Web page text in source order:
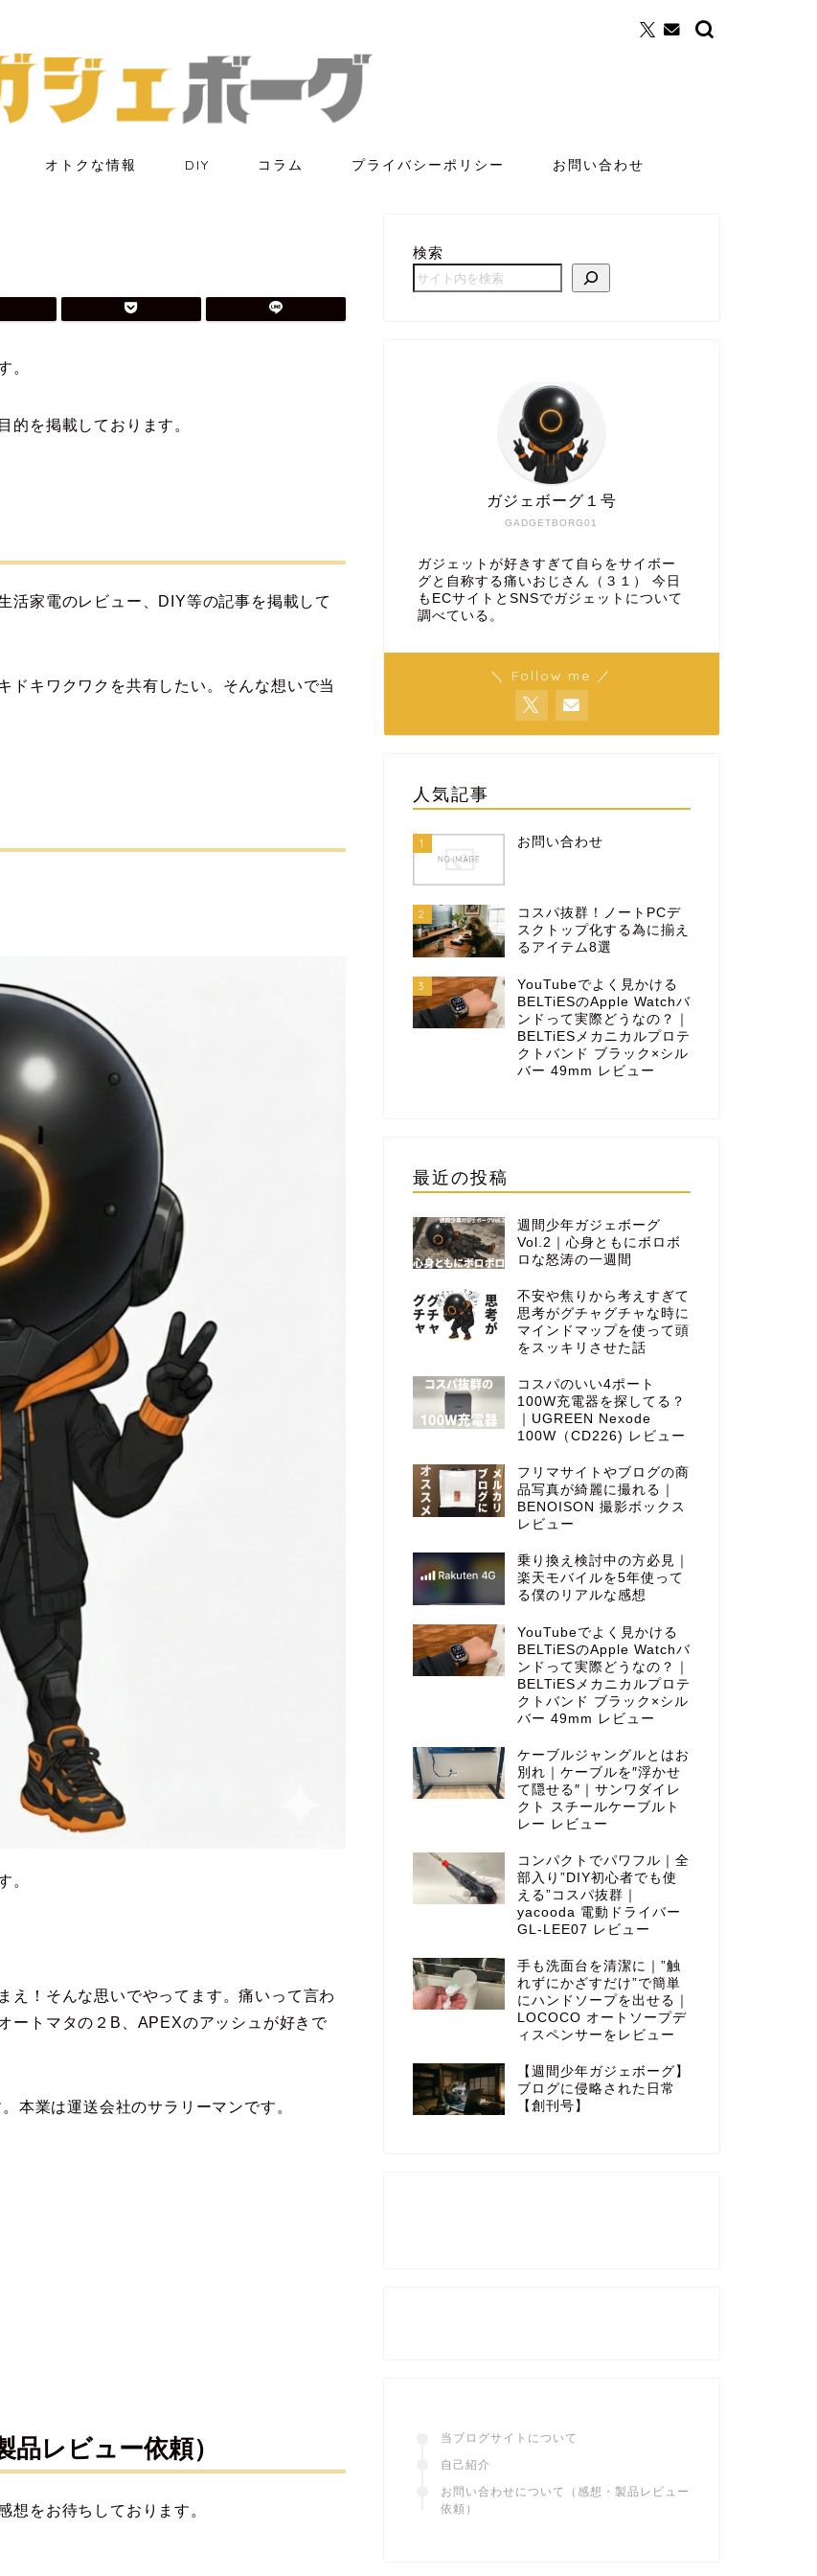
オトクな情報 DIY コラム プライバシーポリシー お問い合わせ
。
的を掲載しております。
活家電のレビュー、DIY等の記事を掲載して
ドキワクワクを共有したい。そんな想いで当
。
え！そんな思いでやってます。痛いって言わ
ートマタの２B、APEXのアッシュが好きで
本業は運送会社のサラリーマンです。
レビュー依頼）
想をお待ちしております。
検索
GADGETBORG01
ガジェボーグ１号
ガジェットが好きすぎて自らをサイボー
グと自称する痛いおじさん（３１） 今日
もECサイトとSNSでガジェットについて
調べている。
＼ Follow me ／
人気記事
1 お問い合わせ
2
コスパ抜群！ノートPCデ
スクトップ化する為に揃え
るアイテム8選
3
YouTubeでよく見かける
BELTiESのApple Watchバ
ンドって実際どうなの？｜
BELTiESメカニカルプロテ
クトバンド ブラック×シル
バー 49mm レビュー
最近の投稿
週間少年ガジェボーグ
Vol.2｜心身ともにボロボ
ロな怒涛の一週間
不安や焦りから考えすぎて
思考がグチャグチャな時に
マインドマップを使って頭
をスッキリさせた話
コスパのいい4ポート
100W充電器を探してる？
｜UGREEN Nexode
100W（CD226) レビュー
フリマサイトやブログの商
品写真が綺麗に撮れる｜
BENOISON 撮影ボックス
レビュー
乗り換え検討中の方必見｜
楽天モバイルを5年使って
る僕のリアルな感想
YouTubeでよく見かける
BELTiESのApple Watchバ
ンドって実際どうなの？｜
BELTiESメカニカルプロテ
クトバンド ブラック×シル
バー 49mm レビュー
ケーブルジャングルとはお
別れ｜ケーブルを″浮かせ
て隠せる″｜サンワダイレ
クト スチールケーブルト
レー レビュー
コンパクトでパワフル｜全
部入り”DIY初心者でも使
える”コスパ抜群｜
yacooda 電動ドライバー
GL-LEE07 レビュー
手も洗面台を清潔に｜”触
れずにかざすだけ”で簡単
にハンドソープを出せる｜
LOCOCO オートソープデ
ィスペンサーをレビュー
【週間少年ガジェボーグ】
ブログに侵略された日常
【創刊号】
当ブログサイトについて
自己紹介
お問い合わせについて（感想・製品レビュー
依頼）